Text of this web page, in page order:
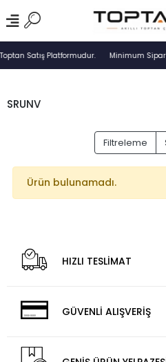
Satış Platformudur. Minimum
SRUNV
Filtreleme
Ürün bulunamadı.
HIZLI TESLİMAT
GÜVENLİ ALIŞVERİŞ